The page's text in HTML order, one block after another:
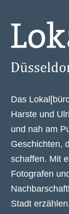
Das
Harste und
und nah am
Geschichten,
schaffen. Mit
Fotografen
Stadt